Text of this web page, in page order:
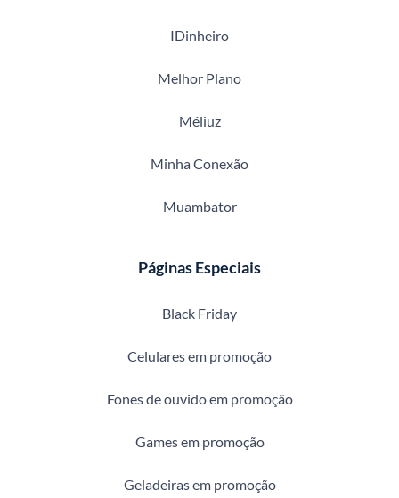
IDinheiro
Melhor Plano
Méliuz
Minha Conexão
Muambator
Páginas Especiais
Black Friday
Celulares em promoção
Fones de ouvido em promoção
Games em promoção
Geladeiras em promoção